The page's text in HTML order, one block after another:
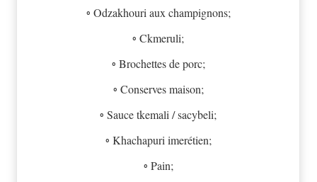
◦ Odzakhouri aux champignons;
◦ Ckmeruli;
◦ Brochettes de porc;
◦ Conserves maison;
◦ Sauce tkemali / sacybeli;
◦ Khachapuri imerétien;
◦ Pain;